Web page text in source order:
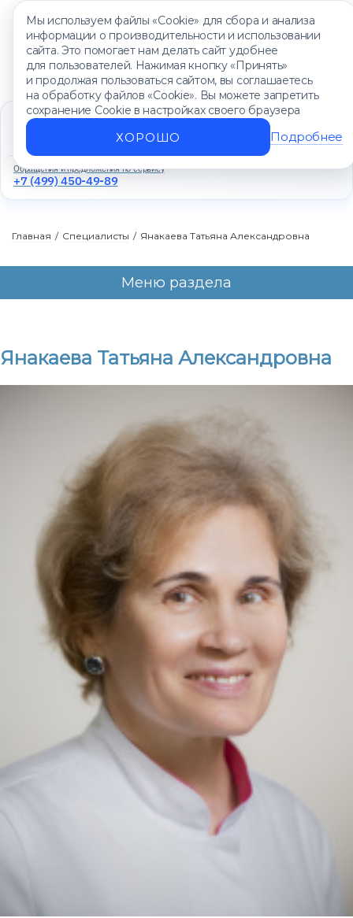
Мы используем файлы «Cookie» для сбора и анализа
информации о производительности и использовании
сайта. Это помогает нам делать сайт удобнее
для пользователей. Нажимая кнопку «Принять»
и продолжая пользоваться сайтом, вы соглашаетесь
на обработку файлов «Cookie». Вы можете запретить
сохранение Cookie в настройках своего браузера
ХОРОШО Подробнее
Единый контакт-центр
+7 (499) 450-88-89
Ежедневно с 8:00 до 20:00
Обращения и предложения по сервису
+7 (499) 450-49-89
Главная / Специалисты / Янакаева Татьяна Александровна
Янакаева Татьяна Александровна
Меню раздела